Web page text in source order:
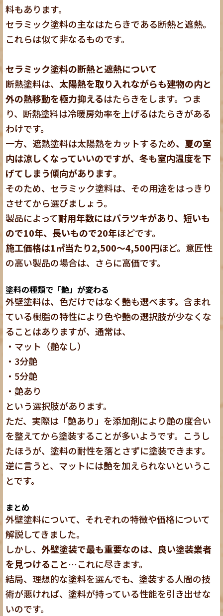
料もあります。
セラミック塗料の主なはたらきである断熱と遮熱。
これらは似て非なるものです。
セラミック塗料の断熱と遮熱について
断熱塗料は、 太陽熱を取り入れながらも建物の内と
外の熱移動を極力抑えるはたらきをします。つま
り、断熱塗料は冷暖房効率を上げるはたらきがある
わけです。
一方、遮熱塗料は太陽熱をカットするため、夏の室
内は涼しくなっていいのですが、冬も室内温度を下
げてしまう傾向があります。
そのため、セラミック塗料は、その用途をはっきり
させてから選びましょう。
製品によって耐用年数にはバラツキがあり、短いも
ので10年、長いもので20年ほどです。
施工価格は1㎡当たり2,500～4,500円ほど。意匠性
の高い製品の場合は、さらに高価です。
塗料の種類で「艶」が変わる
外壁塗料は、色だけではなく艶も選べます。含まれ
ている樹脂の特性により色や艶の選択肢が少なくな
ることはありますが、通常は、
・マット（艶なし）
・3分艶
・5分艶
・艶あり
という選択肢があります。
ただ、実際は「艶あり」を添加剤により艶の度合い
を整えてから塗装することが多いようです。こうし
たほうが、塗料の耐性を落とさずに塗装できます。
逆に言うと、マットには艶を加えられないというこ
とです。
まとめ
外壁塗料について、それぞれの特徴や価格について
解説してきました。
しかし、外壁塗装で最も重要なのは、良い塗装業者
を見つけること…これに尽きます。
結局、理想的な塗料を選んでも、塗装する人間の技
術が悪ければ、塗料が持っている性能を引き出せな
いのです。